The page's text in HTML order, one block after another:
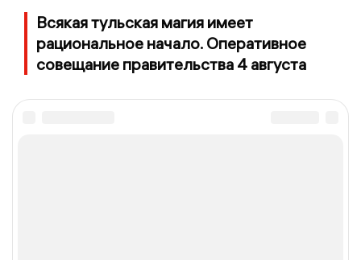
Всякая тульская магия имеет
рациональное начало. Оперативное
совещание правительства 4 августа